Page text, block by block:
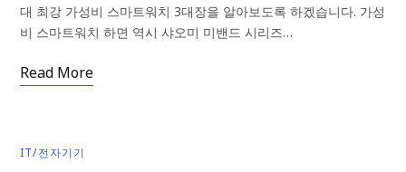
대 최강 가성비 스마트워치 3대장을 알아보도록 하겠습니다. 가성
비 스마트워치 하면 역시 샤오미 미밴드 시리즈…
Read More
IT/전자기기